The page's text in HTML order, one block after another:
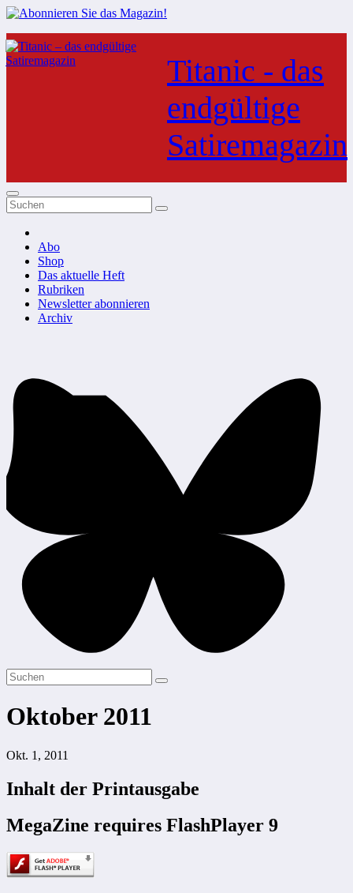
Zum
Inhalt
springen
Titanic - das
endgültige
Satiremagazin
Abo
Shop
Das aktuelle Heft
Rubriken
Newsletter abonnieren
Archiv
Oktober 2011
Okt. 1, 2011
Inhalt der Printausgabe
MegaZine requires FlashPlayer 9